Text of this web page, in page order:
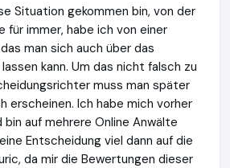
Situation gekommen bin, von der
für immer, habe ich von einer
man sich auch über das
kann. Um das nicht falsch zu
muss man später
erscheinen. Ich habe mich vorher
bin auf mehrere Online Anwälte
Entscheidung viel dann auf die
da mir die Bewertungen dieser